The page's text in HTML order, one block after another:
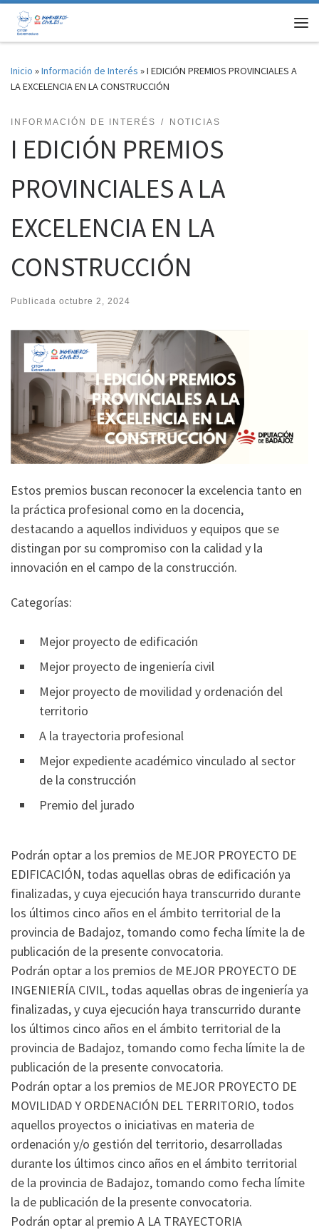
Saltar al contenido
Inicio »Información de Interés »I EDICIÓN PREMIOS PROVINCIALES A
LA EXCELENCIA EN LA CONSTRUCCIÓN
INFORMACIÓN DE INTERÉS NOTICIAS
I EDICIÓN PREMIOS
PROVINCIALES A LA
EXCELENCIA EN LA
CONSTRUCCIÓN
Publicada octubre 2, 2024
Estos premios buscan reconocer la excelencia tanto en
la práctica profesional como en la docencia,
destacando a aquellos individuos y equipos que se
distingan por su compromiso con la calidad y la
innovación en el campo de la construcción.
Categorías:
Mejor proyecto de edificación
Mejor proyecto de ingeniería civil
Mejor proyecto de movilidad y ordenación del
territorio
A la trayectoria profesional
Mejor expediente académico vinculado al sector
de la construcción
Premio del jurado
Podrán optar a los premios de MEJOR PROYECTO DE
EDIFICACIÓN, todas aquellas obras de edificación ya
finalizadas, y cuya ejecución haya transcurrido durante
los últimos cinco años en el ámbito territorial de la
provincia de Badajoz, tomando como fecha límite la de
publicación de la presente convocatoria.
Podrán optar a los premios de MEJOR PROYECTO DE
INGENIERÍA CIVIL, todas aquellas obras de ingeniería ya
finalizadas, y cuya ejecución haya transcurrido durante
los últimos cinco años en el ámbito territorial de la
provincia de Badajoz, tomando como fecha límite la de
publicación de la presente convocatoria.
Podrán optar a los premios de MEJOR PROYECTO DE
MOVILIDAD Y ORDENACIÓN DEL TERRITORIO, todos
aquellos proyectos o iniciativas en materia de
ordenación y/o gestión del territorio, desarrolladas
durante los últimos cinco años en el ámbito territorial
de la provincia de Badajoz, tomando como fecha límite
la de publicación de la presente convocatoria.
Podrán optar al premio A LA TRAYECTORIA